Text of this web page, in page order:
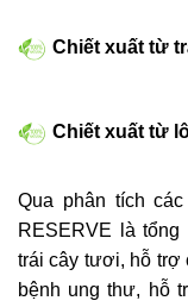
Chiết xuất từ
Chiết xuất từ
Qua phân tích
RESERVE là
trái cây tươi, hỗ trợ
bệnh ung thư, hỗ